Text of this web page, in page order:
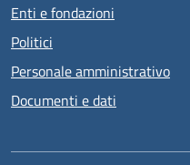
Enti e fondazioni
Politici
Personale amministrativo
Documenti e dati